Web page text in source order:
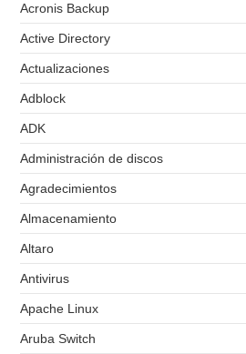
Acronis Backup
Active Directory
Actualizaciones
Adblock
ADK
Administración de discos
Agradecimientos
Almacenamiento
Altaro
Antivirus
Apache Linux
Aruba Switch